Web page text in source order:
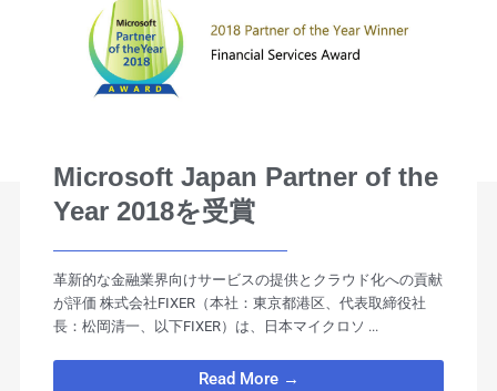
Microsoft Japan Partner of the
Year 2018を受賞
革新的な金融業界向けサービスの提供とクラウド化への貢献
が評価 株式会社FIXER（本社：東京都港区、代表取締役社
長：松岡清一、以下FIXER）は、日本マイクロソ ...
Read More →